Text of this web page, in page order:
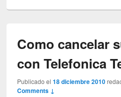
Como cancelar
con Telefonica
Publicado el18 diciembre 2010
Comments ↓